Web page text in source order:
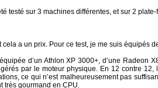
testé sur 3 machines différentes, et sur 2
cela a un prix. Pour ce test, je me suis équipés
d’un Athlon XP 3000+, d’une Radeon
gérés par le moteur physique. En 12 contre
ce qui n’est malheureusement pas
très gourmand en CPU.